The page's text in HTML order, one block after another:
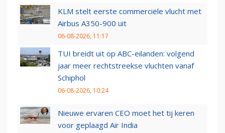
KLM stelt eerste commerciële vlucht met
Airbus A350-900 uit
06-08-2026, 11:17
TUI breidt uit op ABC-eilanden: volgend
jaar meer rechtstreekse vluchten vanaf
Schiphol
06-08-2026, 10:24
Nieuwe ervaren CEO moet het tij keren
voor geplaagd Air India